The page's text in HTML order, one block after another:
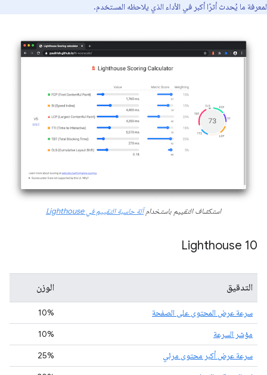
لمعرفة ما يُحدث أثرًا أكبر في الأداء الذي يلاحظه المستخدم.
استكشاف التقييم باستخدامآلة حاسبة التقييم في Lighthouse
Lighthouse 10
التدقيق الوزن
سرعة عرض المحتوى على الصفحة
10%
مؤشر السرعة
10%
سرعة عرض أكبر محتوى مرئي
25%